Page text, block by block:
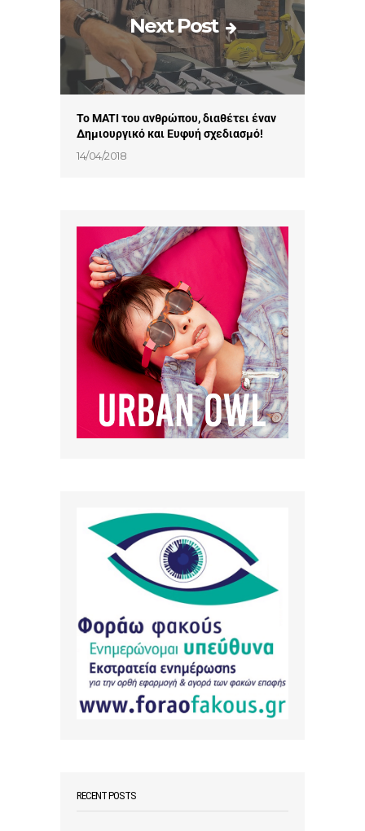
Next Post
Το MATI του ανθρώπου, διαθέτει έναν
Δημιουργικό και Ευφυή σχεδιασμό!
14/04/2018
RECENT POSTS